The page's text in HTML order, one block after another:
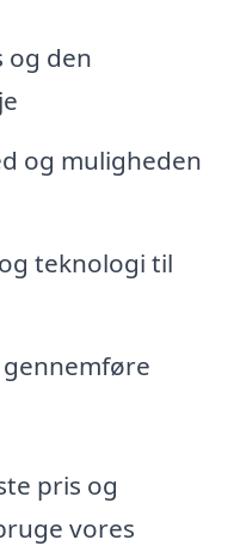
og den
og muligheden
teknologi til
pris og
vores